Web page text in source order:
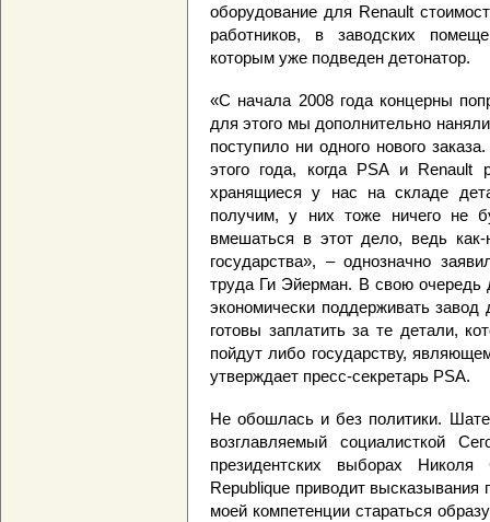
оборудование для Renault
работников, в заводских
которым уже подведен детонатор.
«С начала 2008 года концерны
для этого мы дополнительно
поступило ни одного нового
этого года, когда PSA и
хранящиеся у нас на складе
получим, у них тоже ничего не
вмешаться в этот дело, ведь как-
государства», – однозначно
труда Ги Эйерман. В свою очередь
экономически поддерживать
готовы заплатить за те детали,
пойдут либо государству,
утверждает пресс-секретарь PSA.
Не обошлась и без политики.
возглавляемый социалисткой
президентских выборах
Republique приводит
моей компетенции стараться